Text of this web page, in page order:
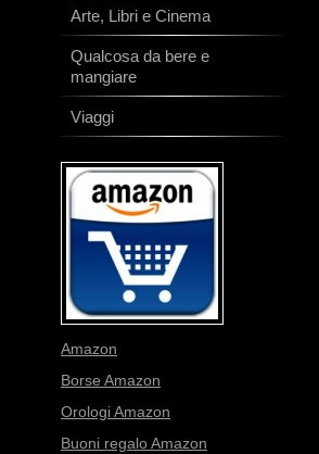
Arte, Libri e Cinema
Qualcosa da bere e
mangiare
Viaggi
Amazon
Borse Amazon
Orologi Amazon
Buoni regalo Amazon